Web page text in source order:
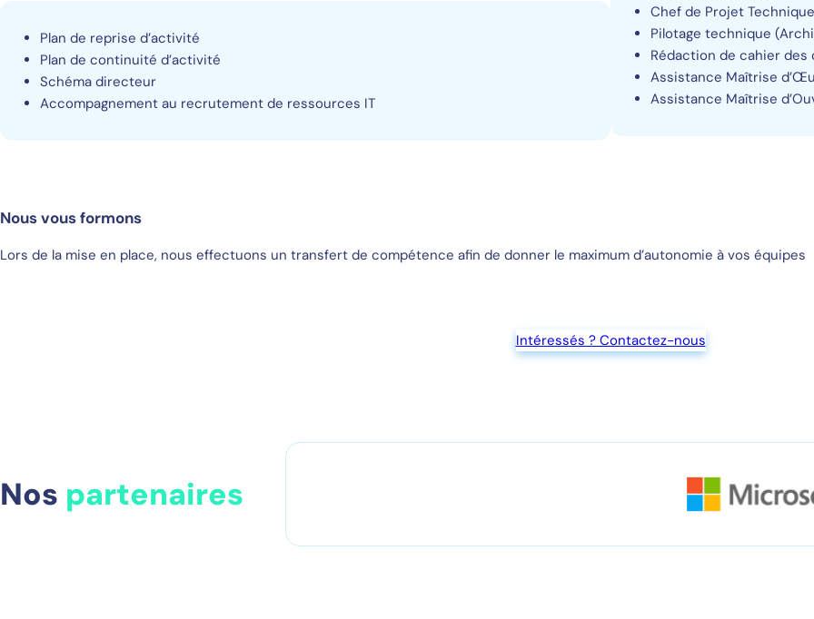
Plan de reprise d’activité
Plan de continuité d’activité
Schéma directeur
Accompagnement au recrutement de ressources IT
Chef de Projet Technique
Pilotage technique
Rédaction de cahier des
Assistance Maîtrise
Assistance Maîtrise
Nous vous formons
Lors de la mise en place, nous effectuons un transfert de compétence afin de donner le maximum d’autonomie à vos équipes
Intéressés ? Contactez-nous
Nos partenaires